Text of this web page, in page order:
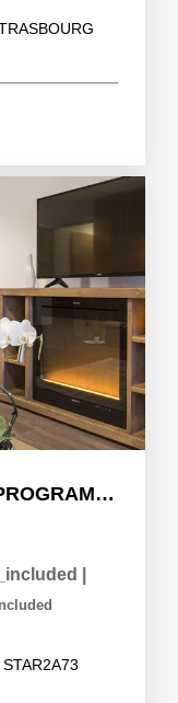
APPARTEMENT 3 PIECES - PROGRAMME QUARTIER DU DANUBE A...
STAR2A73